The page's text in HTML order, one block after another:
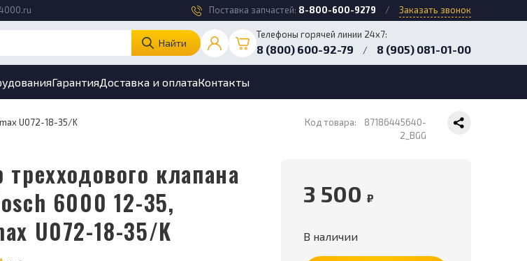
Поставка запчастей: 8-800-600-9279 / Заказать звонок
Найти
Телефоны горячей линии 24х7:
8 (800) 600-92-79 / 8 (905) 081-01-00
ГарантияДоставка и оплатаКонтакты
U072-18-35/K Код товара:
87186445640-
2_BGG
6000 12-35,
U072-18-35/K
3 500 ₽
В наличии